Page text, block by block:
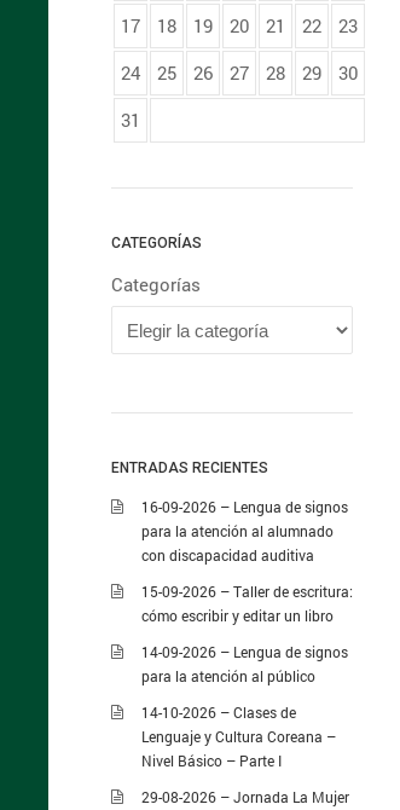
17
18 19 20 21 22
23
24
25 26 27 28 29
30
31
CATEGORÍAS
Categorías
ENTRADAS RECIENTES
16-09-2026 – Lengua de signos
para la atención al alumnado
con discapacidad auditiva
15-09-2026 – Taller de escritura:
cómo escribir y editar un libro
14-09-2026 – Lengua de signos
para la atención al público
14-10-2026 – Clases de
Lenguaje y Cultura Coreana –
Nivel Básico – Parte I
29-08-2026 – Jornada La Mujer